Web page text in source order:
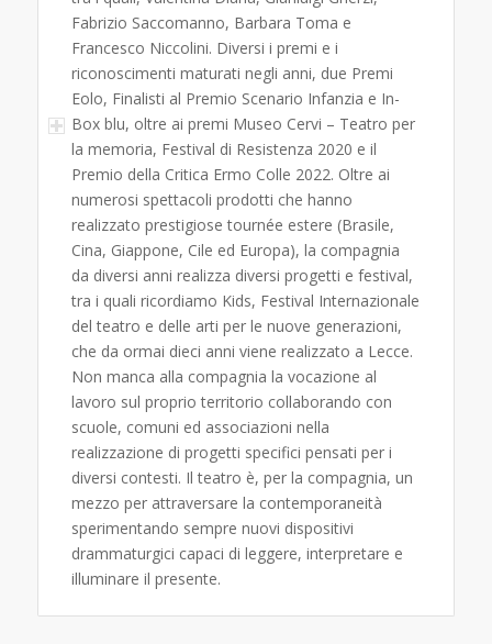
Fabrizio Saccomanno, Barbara Toma e
Francesco Niccolini. Diversi i premi e i
riconoscimenti maturati negli anni, due Premi
Eolo, Finalisti al Premio Scenario Infanzia e In-
Box blu, oltre ai premi Museo Cervi – Teatro per
la memoria, Festival di Resistenza 2020 e il
Premio della Critica Ermo Colle 2022. Oltre ai
numerosi spettacoli prodotti che hanno
realizzato prestigiose tournée estere (Brasile,
Cina, Giappone, Cile ed Europa), la compagnia
da diversi anni realizza diversi progetti e festival,
tra i quali ricordiamo Kids, Festival Internazionale
del teatro e delle arti per le nuove generazioni,
che da ormai dieci anni viene realizzato a Lecce.
Non manca alla compagnia la vocazione al
lavoro sul proprio territorio collaborando con
scuole, comuni ed associazioni nella
realizzazione di progetti specifici pensati per i
diversi contesti. Il teatro è, per la compagnia, un
mezzo per attraversare la contemporaneità
sperimentando sempre nuovi dispositivi
drammaturgici capaci di leggere, interpretare e
illuminare il presente.